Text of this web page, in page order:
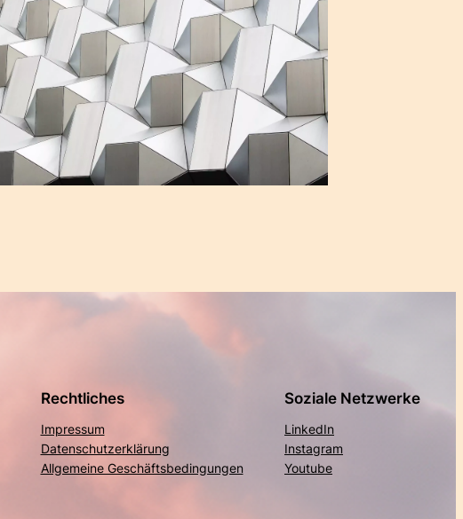
Rechtliches
Impressum
Datenschutzerklärung
Allgemeine Geschäftsbedingungen
Soziale Netzwerke
LinkedIn
Instagram
Youtube